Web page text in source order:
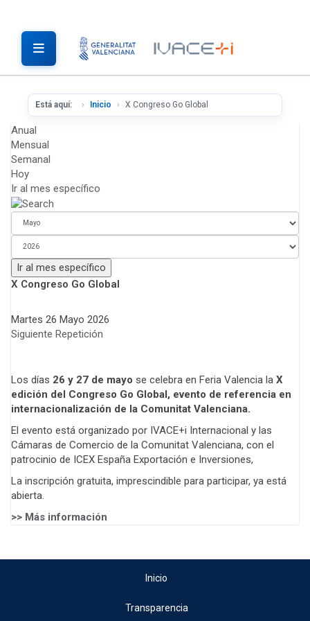
Está aquí: Inicio X Congreso Go Global
Anual
Mensual
Semanal
Hoy
Ir al mes específico
Ir al mes específico
X Congreso Go Global
Martes 26 Mayo 2026
Siguiente Repetición
Los días 26 y 27 de mayo se celebra en Feria Valencia la X
edición del Congreso Go Global, evento de referencia en
internacionalización de la Comunitat Valenciana.
El evento está organizado por IVACE+i Internacional y las
Cámaras de Comercio de la Comunitat Valenciana, con el
patrocinio de ICEX España Exportación e Inversiones,
La inscripción gratuita, imprescindible para participar, ya está
abierta.
>> Más información
Inicio
Transparencia